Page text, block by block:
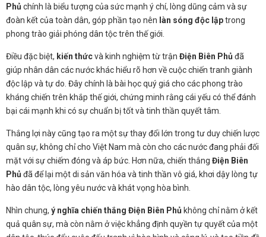
Phủ chính là biểu tượng của sức mạnh ý chí, lòng dũng cảm và sự
đoàn kết của toàn dân, góp phần tạo nên làn sóng độc lậptrong
phong trào giải phóng dân tộc trên thế giới.
Điều đặc biệt, kiến thứcvà kinh nghiệm từ trận Điện Biên Phủ đã
giúp nhân dân các nước khác hiểu rõ hơn về cuộc chiến tranh giành
độc lập và tự do. Đây chính là bài học quý giá cho các phong trào
kháng chiến trên khắp thế giới, chứng minh rằng cái yếu có thể đánh
bại cái mạnh khi có sự chuẩn bị tốt và tinh thần quyết tâm.
Thắng lợi này cũng tạo ra một sự thay đổi lớn trong tư duy chiến lược
quân sự, không chỉ cho Việt Nam mà còn cho các nước đang phải đối
mặt với sự chiếm đóng và áp bức. Hơn nữa, chiến thắng Điện Biên
Phủ đã để lại một di sản văn hóa và tinh thần vô giá, khơi dậy lòng tự
hào dân tộc, lòng yêu nước và khát vọng hòa bình.
Nhìn chung, ý nghĩa chiến thắng Điện Biên Phủ không chỉ nằm ở kết
quả quân sự, mà còn nằm ở việc khẳng định quyền tự quyết của một